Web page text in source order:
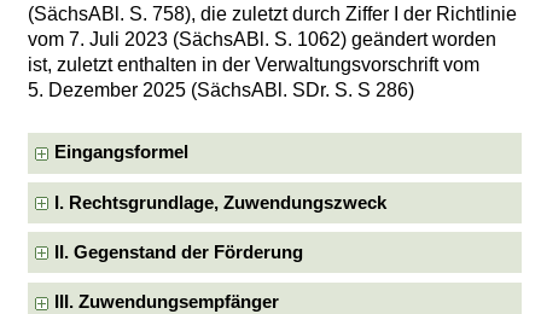
(SächsABl. S. 758), die zuletzt durch Ziffer I der Richtlinie
vom 7. Juli 2023 (SächsABl. S. 1062) geändert worden
ist, zuletzt enthalten in der Verwaltungsvorschrift vom
5. Dezember 2025 (SächsABl. SDr. S. S 286)
Eingangsformel
I. Rechtsgrundlage, Zuwendungszweck
II. Gegenstand der Förderung
III. Zuwendungsempfänger